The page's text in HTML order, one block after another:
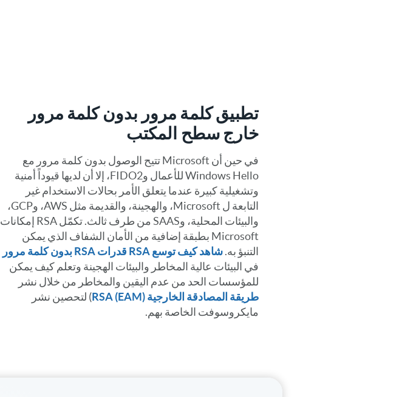
تطبيق كلمة مرور بدون كلمة مرور
خارج سطح المكتب
في حين أن Microsoft تتيح الوصول بدون كلمة مرور مع
Windows Hello للأعمال وFIDO2، إلا أن لديها قيوداً أمنية
وتشغيلية كبيرة عندما يتعلق الأمر بحالات الاستخدام غير
التابعة ل Microsoft، والهجينة، والقديمة مثل AWS، وGCP،
والبيئات المحلية، وSAAS من طرف ثالث. تكمّل RSA إمكانات
Microsoft بطبقة إضافية من الأمان الشفاف الذي يمكن
التنبؤ به.شاهد كيف توسع RSA قدرات RSA بدون كلمة مرور
في البيئات عالية المخاطر والبيئات الهجينة وتعلم كيف يمكن
للمؤسسات الحد من عدم اليقين والمخاطر من خلال نشر
طريقة المصادقة الخارجية RSA (EAM)
) لتحصين نشر
مايكروسوفت الخاصة بهم.